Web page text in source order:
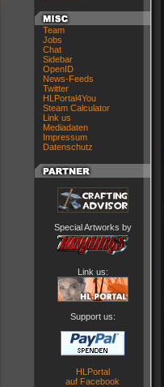
Team
Jobs
Chat
Sidebar
OpenID
News-Feeds
Twitter
HLPortal4You
Steam Calculator
Link us
Mediadaten
Impressum
Datenschutz
Special Artworks by
Link us:
Support us:
HLPortal
auf Facebook